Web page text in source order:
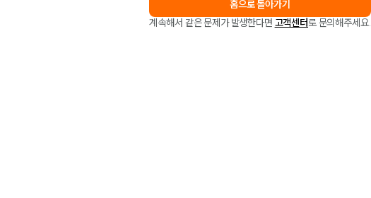
홈으로 돌아가기
계속해서 같은 문제가 발생한다면 고객센터로 문의해주세요.